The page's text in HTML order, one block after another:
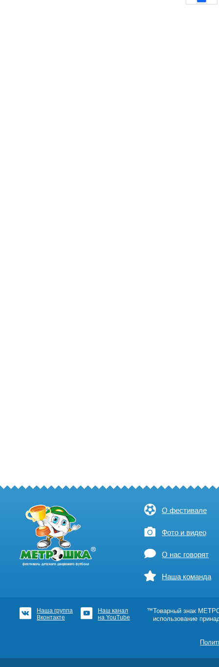
О фестивале
Фото и видео
О нас говорят
Наша команда
Наша группа
Вконтакте
Наш канал
на YouTube
™Товарный знак
использование